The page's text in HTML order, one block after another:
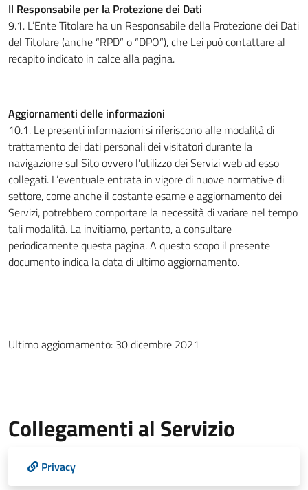
Il Responsabile per la Protezione dei Dati
9.1. L’Ente Titolare ha un Responsabile della Protezione dei Dati
del Titolare (anche “RPD” o “DPO”), che Lei può contattare al
recapito indicato in calce alla pagina.
Aggiornamenti delle informazioni
10.1. Le presenti informazioni si riferiscono alle modalità di
trattamento dei dati personali dei visitatori durante la
navigazione sul Sito ovvero l’utilizzo dei Servizi web ad esso
collegati. L’eventuale entrata in vigore di nuove normative di
settore, come anche il costante esame e aggiornamento dei
Servizi, potrebbero comportare la necessità di variare nel tempo
tali modalità. La invitiamo, pertanto, a consultare
periodicamente questa pagina. A questo scopo il presente
documento indica la data di ultimo aggiornamento.
Ultimo aggiornamento: 30 dicembre 2021
Collegamenti al Servizio
Privacy